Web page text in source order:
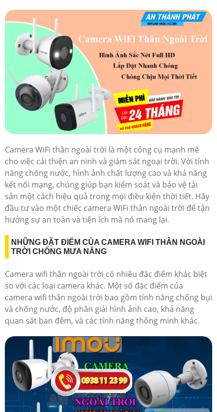
Camera WiFi thân ngoài trời là một công cụ mạnh mẽ
cho việc cải thiện an ninh và giám sát ngoại trời. Với tính
năng chống nước, hình ảnh chất lượng cao và khả năng
kết nối mạng, chúng giúp bạn kiểm soát và bảo vệ tài
sản một cách hiệu quả trong mọi điều kiện thời tiết. Hãy
đầu tư vào một chiếc camera WiFi thân ngoài trời để tận
hưởng sự an toàn và tiện ích mà nó mang lại.
NHỮNG ĐẶT ĐIỂM CỦA CAMERA WIFI THÂN NGOÀI
TRỜI CHỐNG MƯA NẰNG
Camera wifi thân ngoài trời có nhiều đặc điểm khác biệt
so với các loại camera khác. Một số đặc điểm của
camera wifi thân ngoài trời bao gồm tính năng chống bụi
và chống nước, độ phân giải hình ảnh cao, khả năng
quan sát ban đêm, và các tính năng thông minh khác.